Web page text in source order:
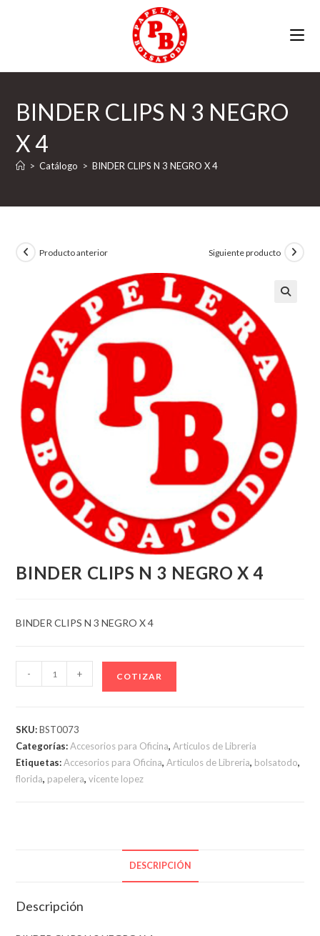
BINDER CLIPS N 3 NEGRO
X 4
> Catálogo > BINDER CLIPS N 3 NEGRO X 4
Producto anterior Siguiente producto
BINDER CLIPS N 3 NEGRO X 4
BINDER CLIPS N 3 NEGRO X 4
CLIPS
NEGRO
X
4
- + COTIZAR
SKU:BST0073
Categorías:Accesorios para Oficina,Articulos de Libreria
Etiquetas:Accesorios para Oficina,Articulos de Libreria, bolsatodo,
florida, papelera,vicente lopez
DESCRIPCIÓN
Descripción